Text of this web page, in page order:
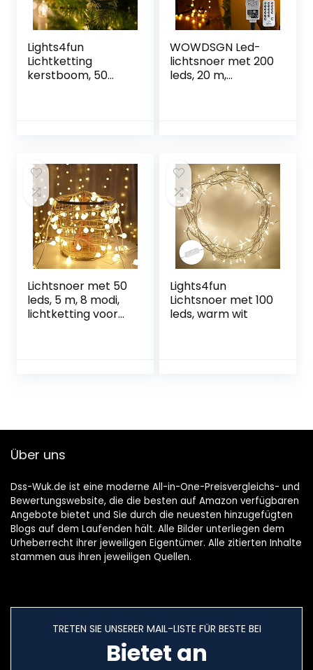
Lights4fun
Lichtketting
kerstboom, 50
WOWDSGN Led-
lichtsnoer met 200
leds, 20 m,
voor Kerstmis,
bruiloft, feest, tuin,
warm wit
Lichtsnoer met 50
leds, 5 m, 8 modi,
lichtketting voor
balkon,
warm wit
Lights4fun
Lichtsnoer met 100
leds, warm wit
Über uns
Dss-Wuk.de ist eine moderne All-in-One-Preisvergleichs- und
Bewertungswebsite, die die besten auf Amazon verfügbaren
Angebote bietet und Sie durch die neuesten hinzugefügten
Blogs auf dem Laufenden hält. Alle Bilder unterliegen dem
Urheberrecht ihrer jeweiligen Eigentümer. Alle zitierten Inhalte
stammen aus ihren jeweiligen Quellen.
TRETEN SIE UNSERER MAIL-LISTE FÜR BESTE BEI
Bietet an